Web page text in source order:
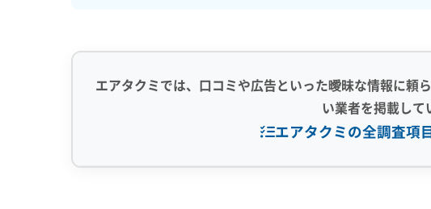
エアタクミでは、口コミや広告といった曖昧な情報に頼
い業者を掲載して
エアタクミの全調査項